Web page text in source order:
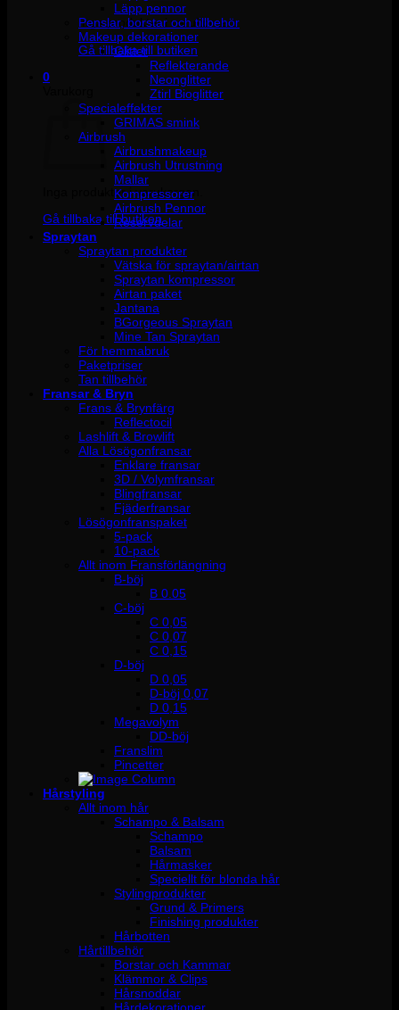
Inga produkter i varukorgen.
Gå tillbaka till butiken
0
Inga produkter i varukorgen.
Gå tillbaka till butiken
Läpp pennor
Penslar, borstar och tillbehör
Makeup dekorationer
Glitter
Reflekterande
Neonglitter
Ztirl Bioglitter
Specialeffekter
GRIMAS smink
Airbrush
Airbrushmakeup
Airbrush Utrustning
Mallar
Kompressorer
Airbrush Pennor
Reservdelar
Spraytan
Spraytan produkter
Vätska för spraytan/airtan
Spraytan kompressor
Airtan paket
Jantana
BGorgeous Spraytan
Mine Tan Spraytan
För hemmabruk
Paketpriser
Tan tillbehör
Fransar & Bryn
Frans & Brynfärg
Reflectocil
Lashlift & Browlift
Alla Lösögonfransar
Enklare fransar
3D / Volymfransar
Blingfransar
Fjäderfransar
Lösögonfranspaket
5-pack
10-pack
Allt inom Fransförlängning
B-böj
B 0.05
C-böj
C 0,05
C 0,07
C 0,15
D-böj
D 0,05
D-böj 0,07
D 0,15
Megavolym
DD-böj
Franslim
Pincetter
Hårstyling
Allt inom hår
Schampo & Balsam
Schampo
Balsam
Hårmasker
Speciellt för blonda hår
Stylingprodukter
Grund & Primers
Finishing produkter
Hårbotten
Hårtillbehör
Borstar och Kammar
Klämmor & Clips
Hårsnoddar
Hårdekorationer